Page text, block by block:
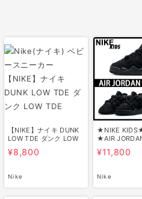
【NIKE】ナイキ DUNK
LOW TDE ダンク LOW
TDE
¥8,800
Nike
★NIKE
★AIR
O★追跡付
¥11,800
Nike